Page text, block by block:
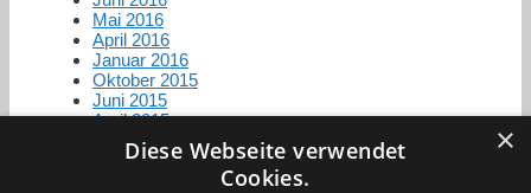
Mai 2016
April 2016
Januar 2016
Oktober 2015
Juni 2015
April 2015
×
Diese Webseite verwendet
Cookies.